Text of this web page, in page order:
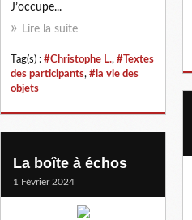
J’occupe...
Lire la suite
Tag(s) : #Christophe L., #Textes
des participants, #la vie des
objets
La boîte à échos
1 Février 2024